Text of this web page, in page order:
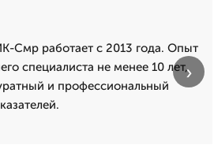
Смр работает с 2013 года. Опыт
специалиста не менее 10 лет,
и профессиональный
›